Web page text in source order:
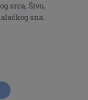
srca, Šivo,
sna.